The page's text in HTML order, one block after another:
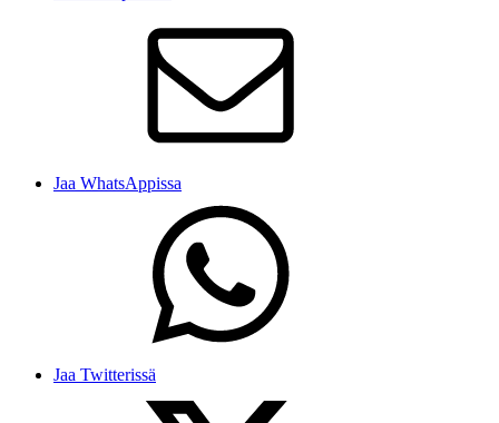
Jaa WhatsAppissa
Jaa Twitterissä